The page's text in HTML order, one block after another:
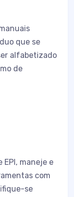
que se
alfabetizado
de
maneje e
com
se